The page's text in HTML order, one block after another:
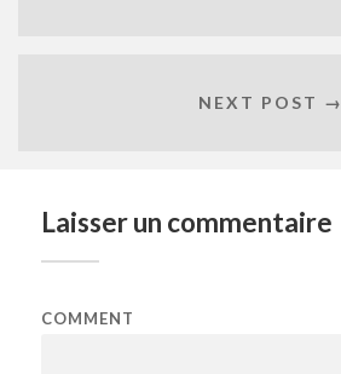
NEXT POST →
Laisser un commentaire
COMMENT